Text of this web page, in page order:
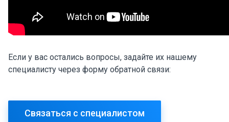
Если у вас остались вопросы, задайте их нашему
специалисту через форму обратной связи:
Связаться с специалистом